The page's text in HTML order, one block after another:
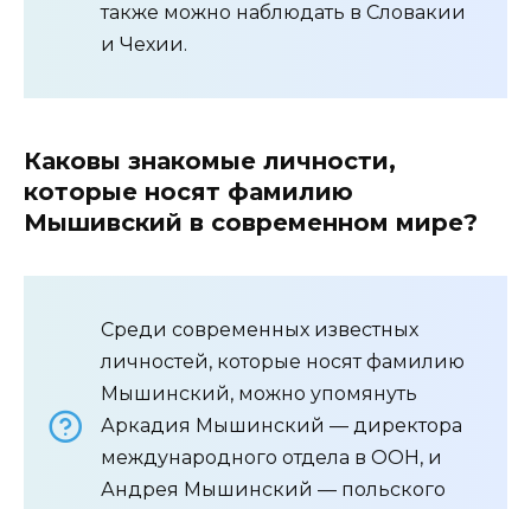
также можно наблюдать в Словакии
и Чехии.
Каковы знакомые личности,
которые носят фамилию
Мышивский в современном мире?
Среди современных известных
личностей, которые носят фамилию
Мышинский, можно упомянуть
Аркадия Мышинский — директора
международного отдела в ООН, и
Андрея Мышинский — польского